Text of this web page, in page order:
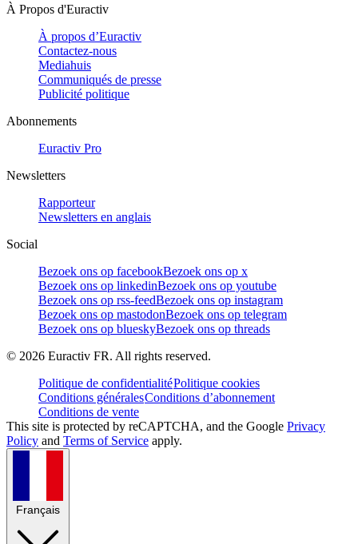
À Propos d'Euractiv
À propos d’Euractiv
Contactez-nous
Mediahuis
Communiqués de presse
Publicité politique
Abonnements
Euractiv Pro
Newsletters
Rapporteur
Newsletters en anglais
Social
Bezoek ons op facebookBezoek ons op x
Bezoek ons op linkedinBezoek ons op youtube
Bezoek ons op rss-feedBezoek ons op instagram
Bezoek ons op mastodonBezoek ons op telegram
Bezoek ons op blueskyBezoek ons op threads
© 2026 Euractiv FR. All rights reserved.
Politique de confidentialitéPolitique cookies
Conditions généralesConditions d’abonnement
Conditions de vente
This site is protected by reCAPTCHA, and the Google Privacy
Policy and Terms of Service apply.
Français